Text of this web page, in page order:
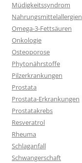
Müdigkeitssyndrom
Nahrungsmittelallergien
Omega-3-Fettsäuren
Onkologie
Osteoporose
Phytonährstoffe
Pilzerkrankungen
Prostata
Prostata-Erkrankungen
Prostatakrebs
Resveratrol
Rheuma
Schlaganfall
Schwangerschaft